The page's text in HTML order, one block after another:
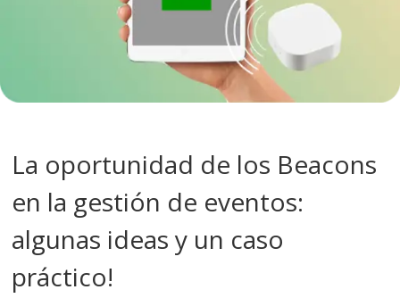
La oportunidad de los Beacons
en la gestión de eventos:
algunas ideas y un caso
práctico!